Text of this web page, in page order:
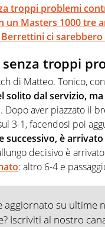
troppi problemi
un Masters 1000 tre
ci sarebbero
troppi
di Matteo. Tonico,
solito dal servizio,
Dopo aver piazzato il
3-1, facendosi poi
successivo, è arrivato
decisivo è
: altro 6-4 e
aggiornato su ultime
Iscriviti al nostro